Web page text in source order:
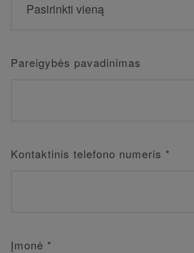
Pareigybės pavadinimas
Kontaktinis telefono numeris *
Įmonė *